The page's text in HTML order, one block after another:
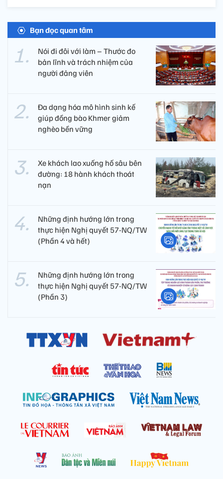
Bạn đọc quan tâm
Nói đi đôi với làm – Thước đo
bản lĩnh và trách nhiệm của
người đảng viên​
Đa dạng hóa mô hình sinh kế
giúp đồng bào Khmer giảm
nghèo bền vững
Xe khách lao xuống hố sâu bên
đường: 18 hành khách thoát
nạn
Những định hướng lớn trong
thực hiện Nghị quyết 57-NQ/TW
(Phần 4 và hết)
Những định hướng lớn trong
thực hiện Nghị quyết 57-NQ/TW
(Phần 3)